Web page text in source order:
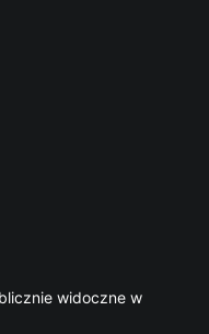
widoczne w